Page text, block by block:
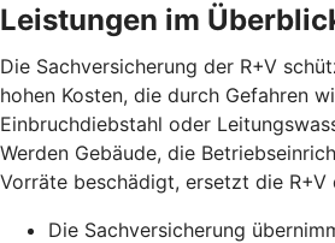
Leistungen im
Die Sachversicherung der R+V
hohen Kosten, die durch Gefahren
Einbruchdiebstahl oder
Werden Gebäude, die
Vorräte beschädigt, ersetzt die R+V
Die Sachversicherung